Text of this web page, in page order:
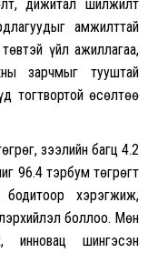
дижитал шилжилт
амжилттай
үйл ажиллагаа,
зарчмыг тууштай
тогтвортой өсөлтөө
зээлийн багц 4.2
96.4 тэрбум төгрөгт
хэрэгжиж,
боллоо. Мөн
инновац шингэсэн